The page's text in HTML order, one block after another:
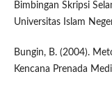
Bimbingan Skripsi
Universitas Islam
Bungin, B. (2004).
Kencana Prenada